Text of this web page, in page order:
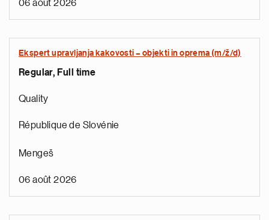
06 août 2026
Ekspert upravljanja kakovosti – objekti in oprema (m/ž/d)
Regular, Full time
Quality
République de Slovénie
Mengeš
06 août 2026